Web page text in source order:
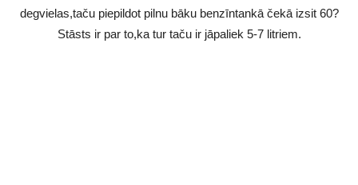
degvielas,taču piepildot pilnu bāku benzīntankā čekā izsit 60?
Stāsts ir par to,ka tur taču ir jāpaliek 5-7 litriem.